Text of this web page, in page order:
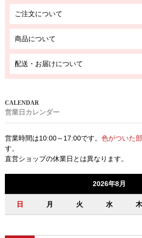
ご注文について
商品について
配送・お届けについて
営業日カレンダー
営業時間は10:00～17:00です。 色がついた
す。
直営ショップの休業日とは異なります。
2026年8月
日 月 火 水 木